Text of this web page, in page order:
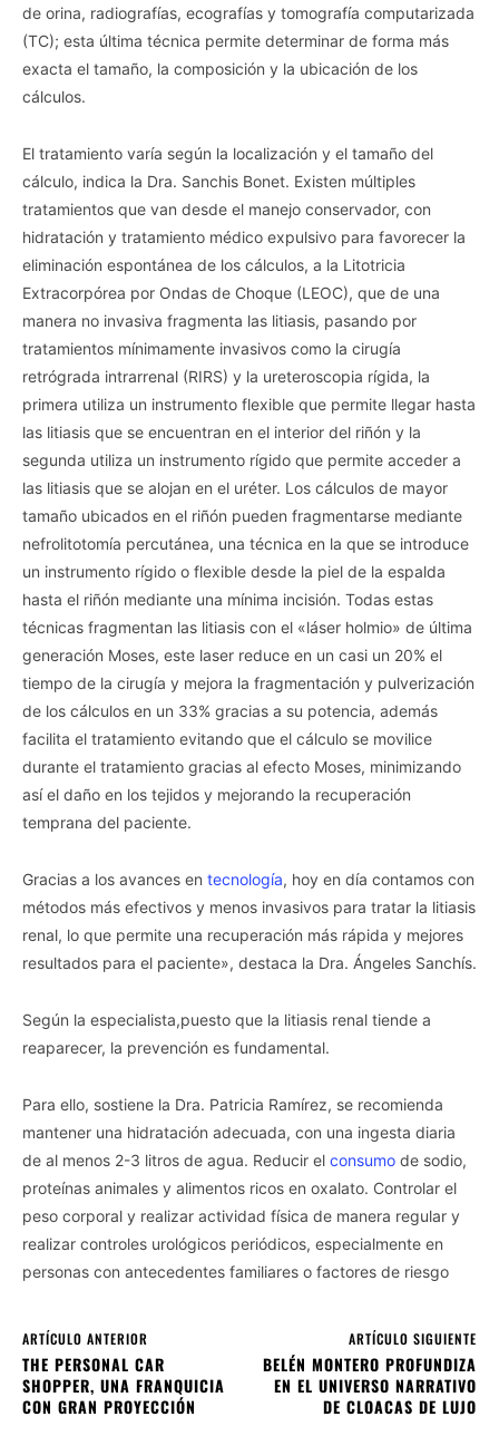
de orina, radiografías, ecografías y tomografía computarizada
(TC); esta última técnica permite determinar de forma más
exacta el tamaño, la composición y la ubicación de los
cálculos.
El tratamiento varía según la localización y el tamaño del
cálculo, indica la Dra. Sanchis Bonet. Existen múltiples
tratamientos que van desde el manejo conservador, con
hidratación y tratamiento médico expulsivo para favorecer la
eliminación espontánea de los cálculos, a la Litotricia
Extracorpórea por Ondas de Choque (LEOC), que de una
manera no invasiva fragmenta las litiasis, pasando por
tratamientos mínimamente invasivos como la cirugía
retrógrada intrarrenal (RIRS) y la ureteroscopia rígida, la
primera utiliza un instrumento flexible que permite llegar hasta
las litiasis que se encuentran en el interior del riñón y la
segunda utiliza un instrumento rígido que permite acceder a
las litiasis que se alojan en el uréter. Los cálculos de mayor
tamaño ubicados en el riñón pueden fragmentarse mediante
nefrolitotomía percutánea, una técnica en la que se introduce
un instrumento rígido o flexible desde la piel de la espalda
hasta el riñón mediante una mínima incisión. Todas estas
técnicas fragmentan las litiasis con el «láser holmio» de última
generación Moses, este laser reduce en un casi un 20% el
tiempo de la cirugía y mejora la fragmentación y pulverización
de los cálculos en un 33% gracias a su potencia, además
facilita el tratamiento evitando que el cálculo se movilice
durante el tratamiento gracias al efecto Moses, minimizando
así el daño en los tejidos y mejorando la recuperación
temprana del paciente.
Gracias a los avances en tecnología, hoy en día contamos con
métodos más efectivos y menos invasivos para tratar la litiasis
renal, lo que permite una recuperación más rápida y mejores
resultados para el paciente», destaca la Dra. Ángeles Sanchís.
Según la especialista,puesto que la litiasis renal tiende a
reaparecer, la prevención es fundamental.
Para ello, sostiene la Dra. Patricia Ramírez, se recomienda
mantener una hidratación adecuada, con una ingesta diaria
de al menos 2-3 litros de agua. Reducir el consumo de sodio,
proteínas animales y alimentos ricos en oxalato. Controlar el
peso corporal y realizar actividad física de manera regular y
realizar controles urológicos periódicos, especialmente en
personas con antecedentes familiares o factores de riesgo
ARTÍCULO ANTERIOR
THE PERSONAL CAR
SHOPPER, UNA FRANQUICIA
CON GRAN PROYECCIÓN
ARTÍCULO SIGUIENTE
BELÉN MONTERO PROFUNDIZA
EN EL UNIVERSO NARRATIVO
DE CLOACAS DE LUJO